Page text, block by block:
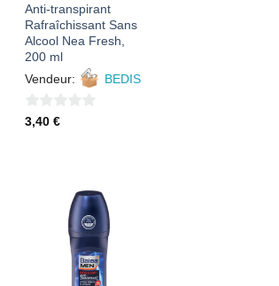
Anti-transpirant
Rafraîchissant Sans
Alcool Nea Fresh,
200 ml
Vendeur:
BEDIS
0
3,40 €
AJOUTER
À MES
FAVORIS